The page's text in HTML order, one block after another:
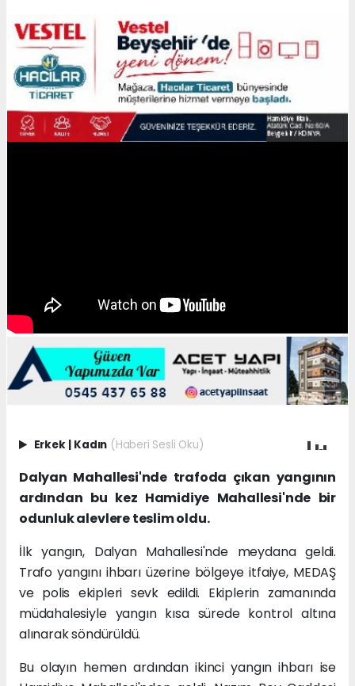
Erkek | Kadın (Haberi Sesli Oku)
Dalyan Mahallesi'nde trafoda çıkan yangının
ardından bu kez Hamidiye Mahallesi'nde bir
odunluk alevlere teslim oldu.
İlk yangın, Dalyan Mahallesi'nde meydana geldi.
Trafo yangını ihbarı üzerine bölgeye itfaiye, MEDAŞ
ve polis ekipleri sevk edildi. Ekiplerin zamanında
müdahalesiyle yangın kısa sürede kontrol altına
alınarak söndürüldü.
Bu olayın hemen ardından ikinci yangın ihbarı ise